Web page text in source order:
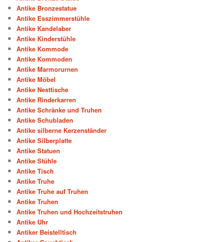
Antike Bronzestatue
Antike Esszimmerstühle
Antike Kandelaber
Antike Kinderstühle
Antike Kommode
Antike Kommoden
Antike Marmorurnen
Antike Möbel
Antike Nesttische
Antike Rinderkarren
Antike Schränke und Truhen
Antike Schubladen
Antike silberne Kerzenständer
Antike Silberplatte
Antike Statuen
Antike Stühle
Antike Tisch
Antike Truhe
Antike Truhe auf Truhen
Antike Truhen
Antike Truhen und Hochzeitstruhen
Antike Uhr
Antiker Beistelltisch